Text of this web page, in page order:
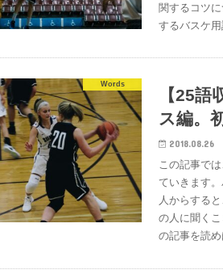
関するコツ
するバスケ
Words
【25
ス編。
2018.08.26
この記事で
ていきます
人からする
の人に聞く
の記事を読